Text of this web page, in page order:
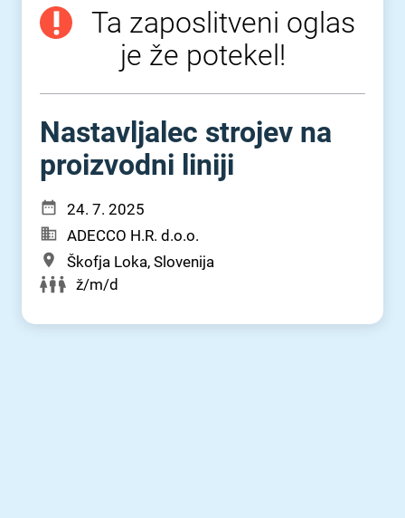
Ta zaposlitveni oglas
je že potekel!
Nastavljalec strojev na
proizvodni liniji
24. 7. 2025
ADECCO H.R. d.o.o.
Škofja Loka, Slovenija
ž/m/d